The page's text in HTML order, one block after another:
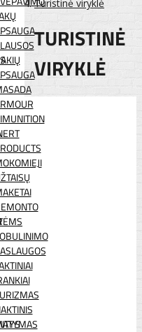
Turistinė viryklė
TURISTINĖ
VIRYKLĖ